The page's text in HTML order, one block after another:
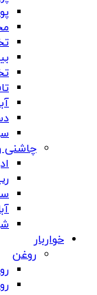
چاشنی
خواربار
روغن